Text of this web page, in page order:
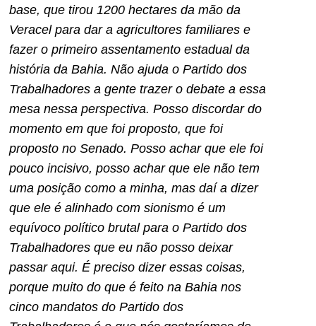
base, que tirou 1200 hectares da mão da
Veracel para dar a agricultores familiares e
fazer o primeiro assentamento estadual da
história da Bahia. Não ajuda o Partido dos
Trabalhadores a gente trazer o debate a essa
mesa nessa perspectiva. Posso discordar do
momento em que foi proposto, que foi
proposto no Senado. Posso achar que ele foi
pouco incisivo, posso achar que ele não tem
uma posição como a minha, mas daí a dizer
que ele é alinhado com sionismo é um
equívoco político brutal para o Partido dos
Trabalhadores que eu não posso deixar
passar aqui. É preciso dizer essas coisas,
porque muito do que é feito na Bahia nos
cinco mandatos do Partido dos